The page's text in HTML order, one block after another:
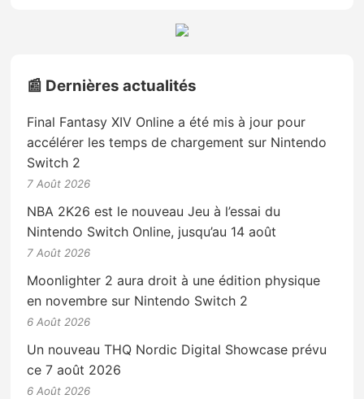
📰 Dernières actualités
Final Fantasy XIV Online a été mis à jour pour
accélérer les temps de chargement sur Nintendo
Switch 2
7 Août 2026
NBA 2K26 est le nouveau Jeu à l’essai du
Nintendo Switch Online, jusqu’au 14 août
7 Août 2026
Moonlighter 2 aura droit à une édition physique
en novembre sur Nintendo Switch 2
6 Août 2026
Un nouveau THQ Nordic Digital Showcase prévu
ce 7 août 2026
6 Août 2026